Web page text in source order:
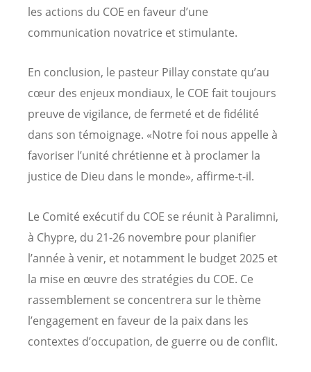
les actions du COE en faveur d’une
communication novatrice et stimulante.
En conclusion, le pasteur Pillay constate qu’au
cœur des enjeux mondiaux, le COE fait toujours
preuve de vigilance, de fermeté et de fidélité
dans son témoignage. «Notre foi nous appelle à
favoriser l’unité chrétienne et à proclamer la
justice de Dieu dans le monde», affirme-t-il.
Le Comité exécutif du COE se réunit à Paralimni,
à Chypre, du 21-26 novembre pour planifier
l’année à venir, et notamment le budget 2025 et
la mise en œuvre des stratégies du COE. Ce
rassemblement se concentrera sur le thème
l’engagement en faveur de la paix dans les
contextes d’occupation, de guerre ou de conflit.